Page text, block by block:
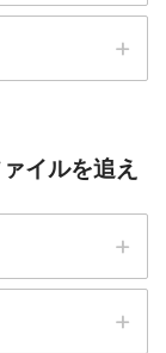
の王子様
レイだった
る方法
イルを追え